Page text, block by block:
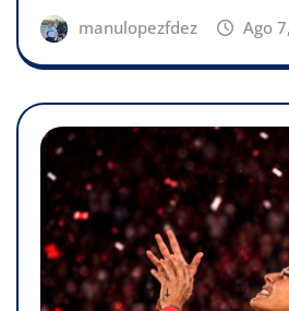
manulopezfdez Ago